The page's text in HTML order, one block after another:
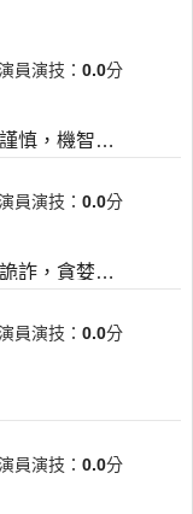
員演技： 0.0分
張司令的機要秘書，堅韌謹慎，機智過人，飽受世俗冷暖，深悉人情薄惡，表面憤世嫉俗，實則極度警惕，做事滴水不漏，深得張司令信任。
員演技： 0.0分
偽總隊特務處處長，堅韌詭詐，貪婪兇殘，常年混跡市井，對人情世故，世俗規則極為精通，最擅長利用人性的欲望，因此慣於克制己欲，最終卻克制不了自己對財、色二字的貪慾。
員演技： 0.0分
員演技： 0.0分